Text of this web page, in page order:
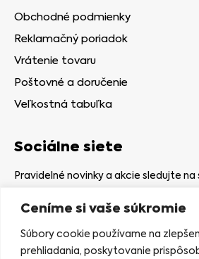
Ceníme si vaše súkromie
Súbory cookie používame na
prehliadania, poskytovanie
Obchodné podmienky
Reklamačný poriadok
Vrátenie tovaru
Poštovné a doručenie
Veľkostná tabuľka
Sociálne siete
Pravidelné novinky a akcie sledujte